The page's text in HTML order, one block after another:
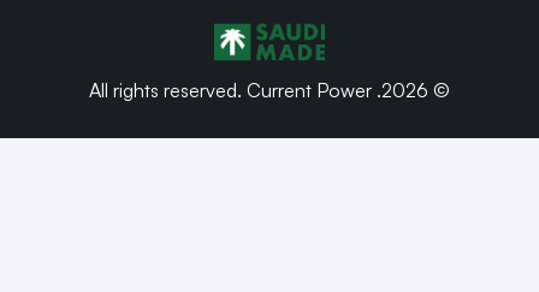
© 2026. All rights reserved. Current Power